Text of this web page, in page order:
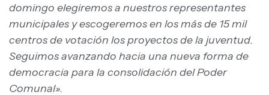
domingo elegiremos a nuestros representantes
municipales y escogeremos en los más de 15 mil
centros de votación los proyectos de la juventud.
Seguimos avanzando hacia una nueva forma de
democracia para la consolidación del Poder
Comunal».